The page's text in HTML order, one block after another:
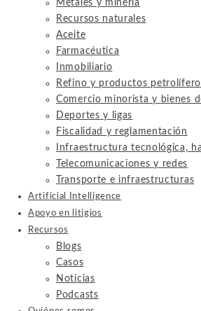
Metales y minería
Recursos naturales
Aceite
Farmacéutica
Inmobiliario
Refino y productos
Comercio minorista y bienes
Deportes y ligas
Fiscalidad y reglamentación
Infraestructura tecnológica,
Telecomunicaciones y redes
Transporte e infraestructuras
Artificial Intelligence
Apoyo en litigios
Recursos
Blogs
Casos
Noticias
Podcasts